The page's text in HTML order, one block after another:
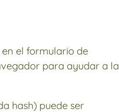
el formulario de
para ayudar a la
hash) puede ser